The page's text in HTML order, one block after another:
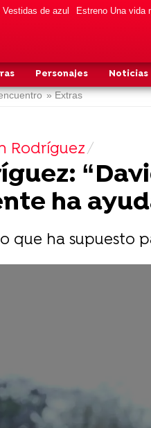
de azul Estreno Una vida
Personajes Noticias
» Extras
Rodríguez
ha
que ha supuesto